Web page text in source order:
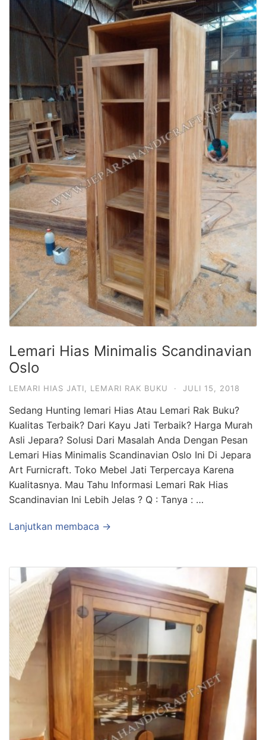
Lemari Hias Minimalis Scandinavian
Oslo
LEMARI HIAS JATI LEMARI RAK BUKU · JULI 15, 2018
Sedang Hunting lemari Hias Atau Lemari Rak Buku?
Kualitas Terbaik? Dari Kayu Jati Terbaik? Harga Murah
Asli Jepara? Solusi Dari Masalah Anda Dengan Pesan
Lemari Hias Minimalis Scandinavian Oslo Ini Di Jepara
Art Furnicraft. Toko Mebel Jati Terpercaya Karena
Kualitasnya. Mau Tahu Informasi Lemari Rak Hias
Scandinavian Ini Lebih Jelas ? Q : Tanya : …
Lanjutkan membaca →